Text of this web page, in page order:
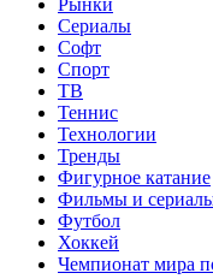
Сериалы
Софт
Спорт
ТВ
Теннис
Технологии
Тренды
Фигурное катание
Фильмы и
Футбол
Хоккей
Чемпионат мира